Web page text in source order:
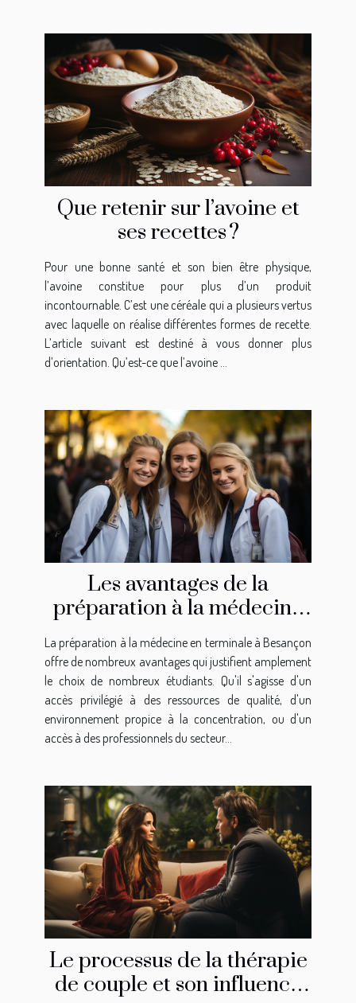
Que retenir sur l’avoine et
ses recettes ?
Pour une bonne santé et son bien être physique,
l’avoine constitue pour plus d’un produit
incontournable. C’est une céréale qui a plusieurs vertus
avec laquelle on réalise différentes formes de recette.
L’article suivant est destiné à vous donner plus
d’orientation. Qu’est-ce que l’avoine ...
Les avantages de la
préparation à la médecine
en terminale à Besançon
La préparation à la médecine en terminale à Besançon
offre de nombreux avantages qui justifient amplement
le choix de nombreux étudiants. Qu'il s'agisse d'un
accès privilégié à des ressources de qualité, d'un
environnement propice à la concentration, ou d'un
accès à des professionnels du secteur...
Le processus de la thérapie
de couple et son influence